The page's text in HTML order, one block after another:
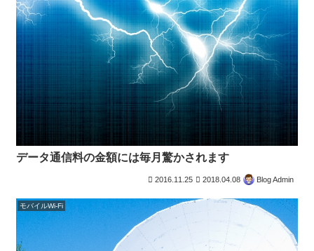
データ通信料の金額には毎月驚かされます
2016.11.25 2018.04.08 Blog Admin
モバイルWi-Fi